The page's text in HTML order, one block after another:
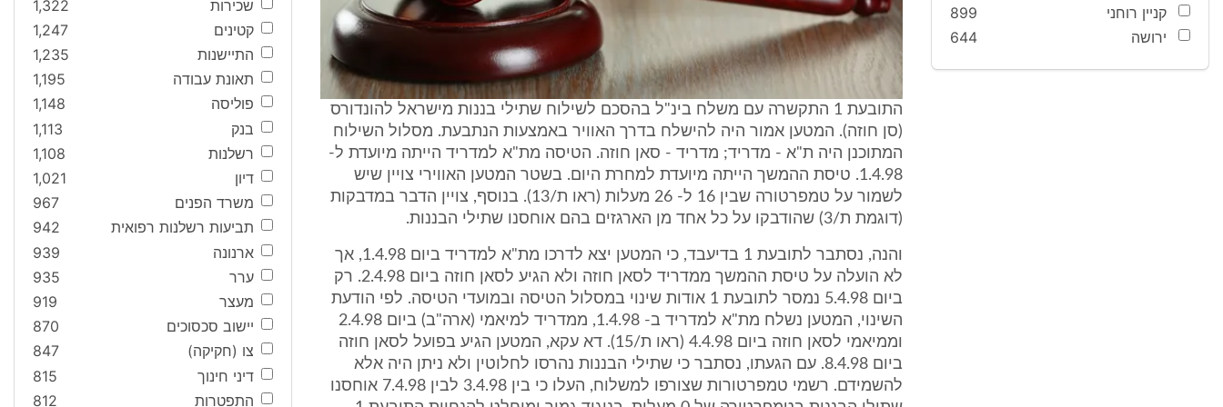
קניין רוחני
899
ירושה
644
התובעת 1 התקשרה עם משלח בינ"ל בהסכם לשילוח שתילי בננות מישראל להונדורס
(סן חוזה). המטען אמור היה להישלח בדרך האוויר באמצעות הנתבעת. מסלול השילוח
המתוכנן היה ת"א - מדריד; מדריד - סאן חוזה. הטיסה מת"א למדריד הייתה מיועדת ל-
1.4.98. טיסת ההמשך הייתה מיועדת למחרת היום. בשטר המטען האווירי צויין שיש
לשמור על טמפרטורה שבין 16 ל- 26 מעלות (ראו ת/13). בנוסף, צויין הדבר במדבקות
(דוגמת ת/3) שהודבקו על כל אחד מן הארגזים בהם אוחסנו שתילי הבננות.
והנה, נסתבר לתובעת 1 בדיעבד, כי המטען יצא לדרכו מת"א למדריד ביום 1.4.98, אך
לא הועלה על טיסת ההמשך ממדריד לסאן חוזה ולא הגיע לסאן חוזה ביום 2.4.98. רק
ביום 5.4.98 נמסר לתובעת 1 אודות שינוי במסלול הטיסה ובמועדי הטיסה. לפי הודעת
השינוי, המטען נשלח מת"א למדריד ב- 1.4.98, ממדריד למיאמי (ארה"ב) ביום 2.4.98
וממיאמי לסאן חוזה ביום 4.4.98 (ראו ת/15). דא עקא, המטען הגיע בפועל לסאן חוזה
ביום 8.4.98. עם הגעתו, נסתבר כי שתילי הבננות נהרסו לחלוטין ולא ניתן היה אלא
להשמידם. רשמי טמפרטורות שצורפו למשלוח, העלו כי בין 3.4.98 לבין 7.4.98 אוחסנו
שכירות
1,322
קטינים
1,247
התיישנות
1,235
תאונת עבודה
1,195
פוליסה
1,148
בנק
1,113
רשלנות
1,108
דיון
1,021
משרד הפנים
967
תביעות רשלנות רפואית
942
ארנונה
939
ערר
935
מעצר
919
יישוב סכסוכים
870
צו (חקיקה)
847
דיני חינוך
815
התפטרות
812